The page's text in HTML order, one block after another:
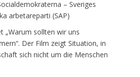
– Sveriges
arbetareparti (SAP)
„Warum sollten wir uns
Der Film zeigt Situation, in
sich nicht um die Menschen